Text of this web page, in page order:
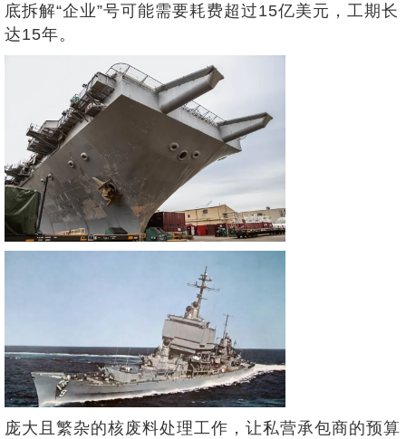
底拆解“企业”号可能需要耗费超过15亿美元，工期长
达15年。
庞大且繁杂的核废料处理工作，让私营承包商的预算